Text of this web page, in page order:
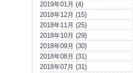
2019年01月 (4)
2018年12月 (15)
2018年11月 (25)
2018年10月 (29)
2018年09月 (30)
2018年08月 (31)
2018年07月 (31)